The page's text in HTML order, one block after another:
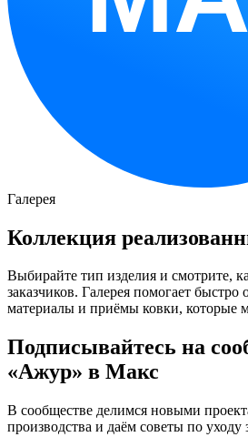
Галерея
Коллекция
Выбирайте тип изделия и смотрите,
заказчиков. Галерея помогает быстро
материалы и приёмы ковки, которые
Подписывайтесь на
«Ажур» в Макс
В сообществе делимся новыми
производства и даём советы по